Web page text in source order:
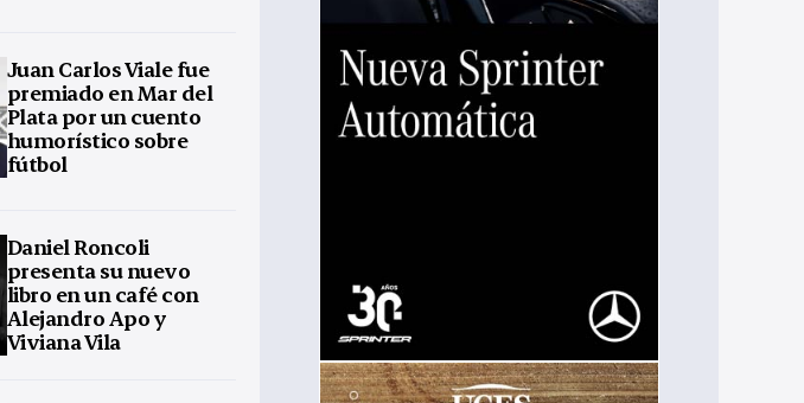
Juan Carlos Viale fue
premiado en Mar del
Plata por un cuento
humorístico sobre
fútbol
Daniel Roncoli
presenta su nuevo
libro en un café con
Alejandro Apo y
Viviana Vila